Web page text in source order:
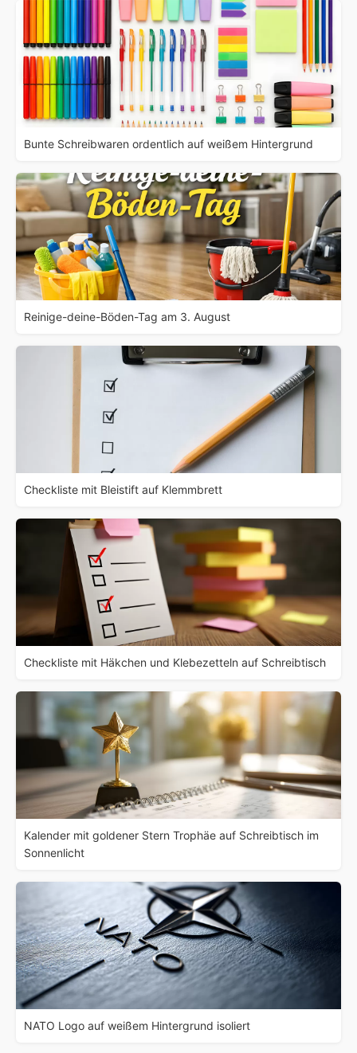
Bunte Schreibwaren ordentlich auf weißem Hintergrund
Reinige-deine-Böden-Tag am 3. August
Checkliste mit Bleistift auf Klemmbrett
Checkliste mit Häkchen und Klebezetteln auf Schreibtisch
Kalender mit goldener Stern Trophäe auf Schreibtisch im
Sonnenlicht
NATO Logo auf weißem Hintergrund isoliert